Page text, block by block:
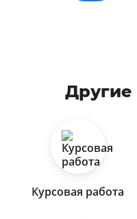
Другие
Курсовая работа